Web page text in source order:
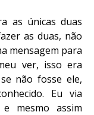
as únicas duas
as duas, não
mensagem para
ver, isso era
não fosse ele,
Eu via
mesmo assim